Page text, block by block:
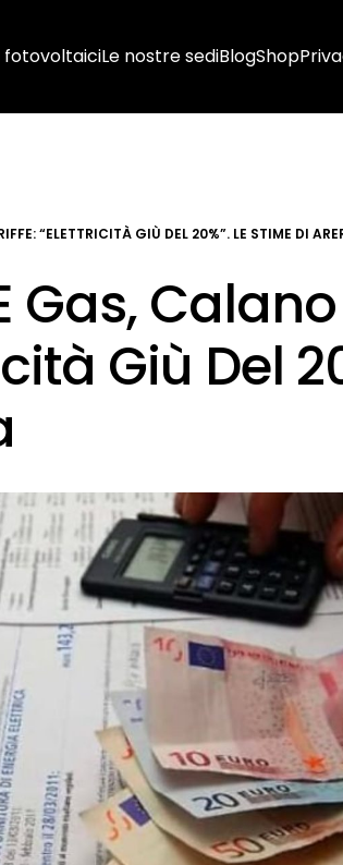
fotovoltaiciLe nostre sediBlogShop
“ELETTRICITÀ GIÙ DEL 20%”. LE STIME DI
Gas,
Giù Del